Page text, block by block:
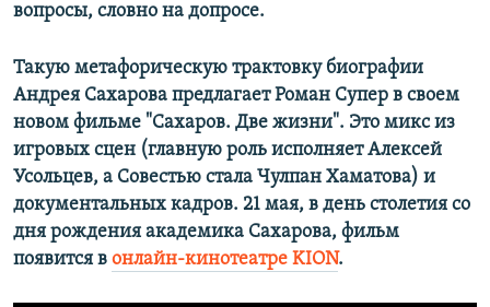
вопросы, словно на допросе.
Такую метафорическую трактовку биографии
Андрея Сахарова предлагает Роман Супер в своем
новом фильме "Сахаров. Две жизни". Это микс из
игровых сцен (главную роль исполняет Алексей
Усольцев, а Совестью стала Чулпан Хаматова) и
документальных кадров. 21 мая, в день столетия со
дня рождения академика Сахарова, фильм
появится в онлайн-кинотеатре KION.